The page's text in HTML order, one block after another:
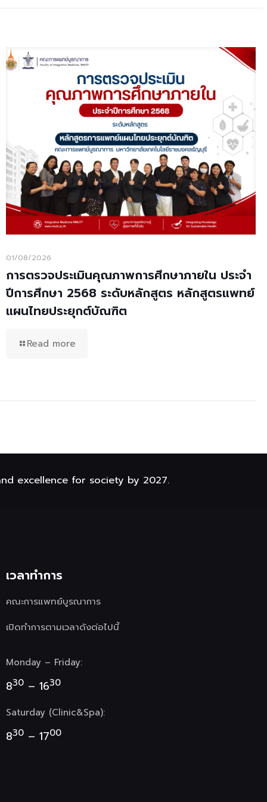
01/08/2026
การตรวจประเมินคุณภาพการศึกษาภายใน ประจำ
ปีการศึกษา 2568 ระดับหลักสูตร หลักสูตรแพทย์
แผนไทยประยุกต์บัณฑิต
Read more
excellence for society by 2027.
เวลาทำการ
คณะการแพทย์บูรณาการ
เปิดทำการตามเวลาดังต่อไปนี้
Monday – Friday:
830– 1630
Saturday (Clinic&Spa):
830– 1700